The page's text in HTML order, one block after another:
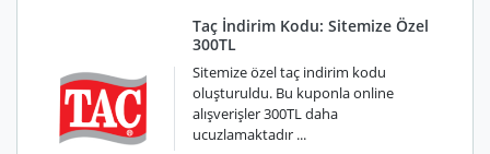
Taç İndirim Kodu: Sitemize Özel
300TL
Sitemize özel taç indirim kodu
oluşturuldu. Bu kuponla online
alışverişler 300TL daha
ucuzlamaktadır ...